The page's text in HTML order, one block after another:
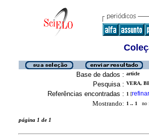
Base de dados : article
Pesquisa : VERA,
Referências encontradas : 1 [refinar
Mostrando: 1 .. 1 no
página 1 de 1